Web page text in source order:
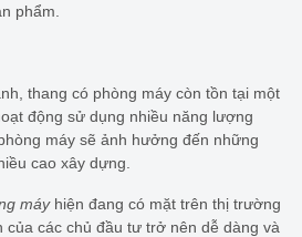
phẩm.
thang có phòng máy còn tồn tại một
động sử dụng nhiều năng lượng
máy sẽ ảnh hưởng đến những
cao xây dựng.
máyhiện đang có mặt trên thị trường
các chủ đầu tư trở nên dễ dàng và